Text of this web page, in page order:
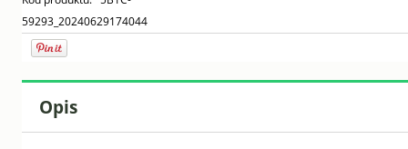
59293_20240629174044
Opis